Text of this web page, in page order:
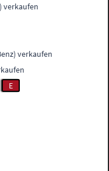
verkaufen
verkaufen
E